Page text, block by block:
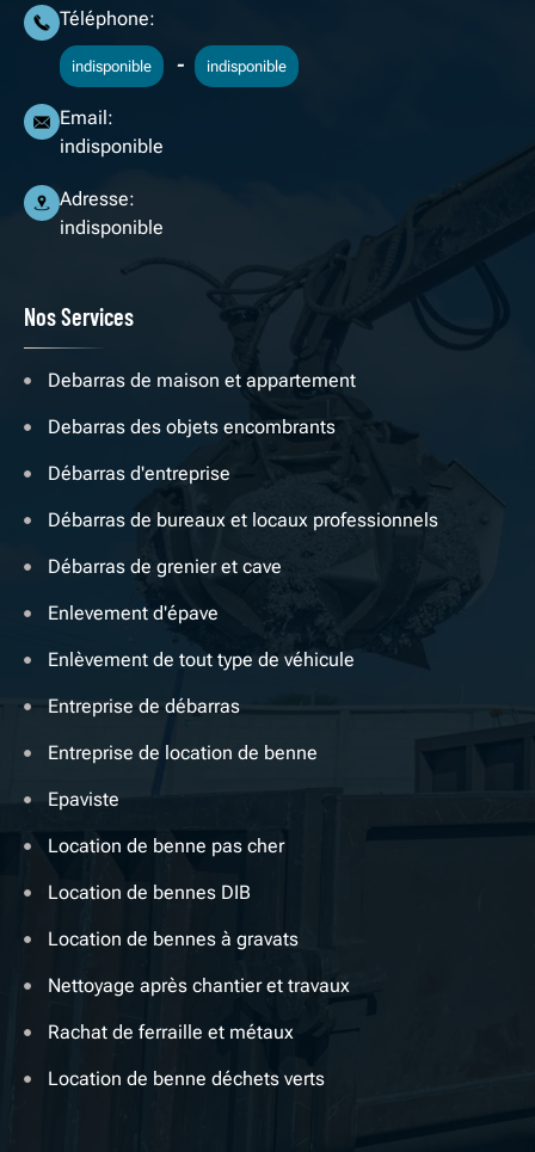
Téléphone:
indisponible - indisponible
Email:
indisponible
Adresse:
indisponible
Nos Services
Debarras de maison et appartement
Debarras des objets encombrants
Débarras d'entreprise
Débarras de bureaux et locaux professionnels
Débarras de grenier et cave
Enlevement d'épave
Enlèvement de tout type de véhicule
Entreprise de débarras
Entreprise de location de benne
Epaviste
Location de benne pas cher
Location de bennes DIB
Location de bennes à gravats
Nettoyage après chantier et travaux
Rachat de ferraille et métaux
Location de benne déchets verts